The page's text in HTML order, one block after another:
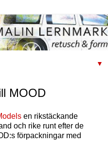
▼
MOOD
en rikstäckande
och rike runt efter de
förpackningar med